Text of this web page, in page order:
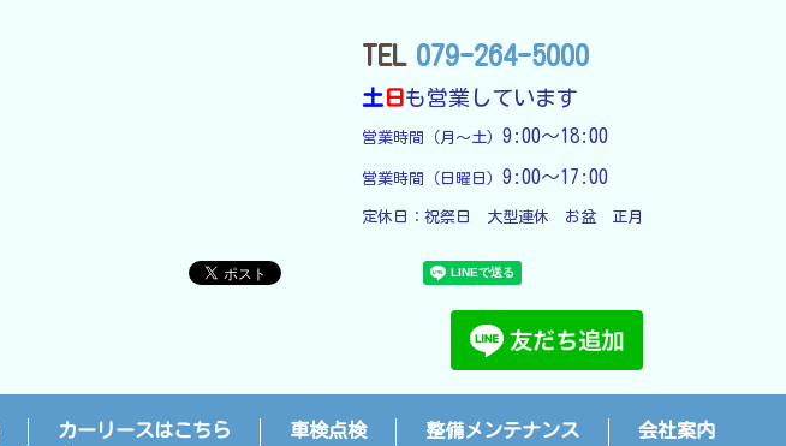
TEL 079-264-5000
土日も営業しています
営業時間（月～土） 9:00～18:00
営業時間（日曜日） 9:00～17:00
定休日： 祝祭日　大型連休　お盆　正月
カーリースはこちら 車検点検 整備メンテナンス
会社案内